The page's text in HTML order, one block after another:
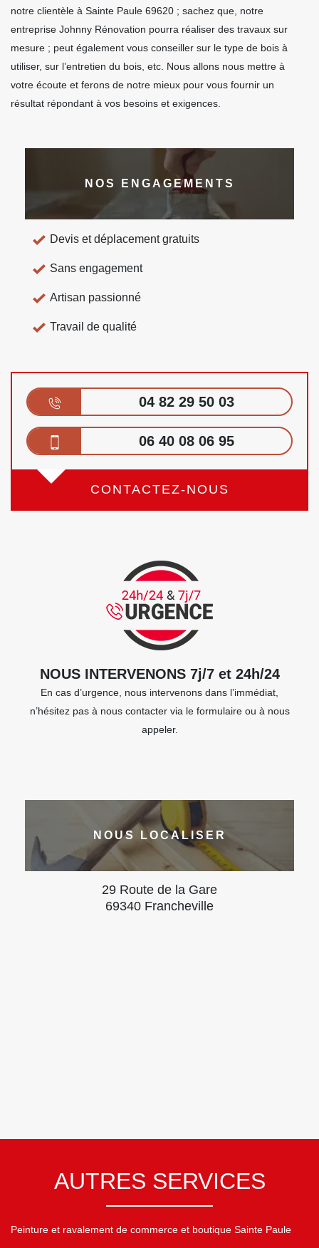
notre clientèle à Sainte Paule 69620 ; sachez que, notre
entreprise Johnny Rénovation pourra réaliser des travaux sur
mesure ; peut également vous conseiller sur le type de bois à
utiliser, sur l’entretien du bois, etc. Nous allons nous mettre à
votre écoute et ferons de notre mieux pour vous fournir un
résultat répondant à vos besoins et exigences.
NOS ENGAGEMENTS
Devis et déplacement gratuits
Sans engagement
Artisan passionné
Travail de qualité
04 82 29 50 03
06 40 08 06 95
CONTACTEZ-NOUS
NOUS INTERVENONS 7j/7 et 24h/24
En cas d’urgence, nous intervenons dans l’immédiat,
n’hésitez pas à nous contacter via le formulaire ou à nous
appeler.
NOUS LOCALISER
29 Route de la Gare
69340 Francheville
AUTRES SERVICES
Peinture et ravalement de commerce et boutique Sainte Paule